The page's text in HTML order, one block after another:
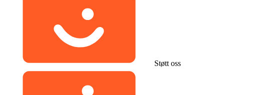
Støtt oss